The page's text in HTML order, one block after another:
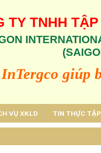
TY TNHH
giúp
VỤ XKLD TIN THỰC